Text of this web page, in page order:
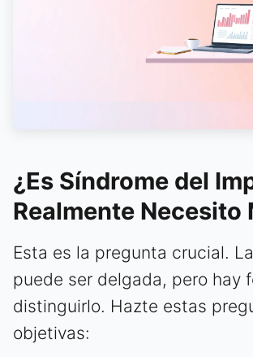
¿Es Síndrome del
Realmente Necesito
Esta es la pregunta crucial.
puede ser delgada, pero hay
distinguirlo. Hazte estas
objetivas: